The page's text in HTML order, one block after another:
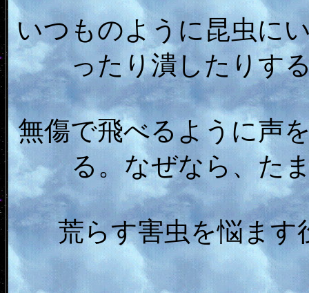
いつものように昆虫に
ったり潰したりす
無傷で飛べるように声
る。なぜなら、た
荒らす害虫を悩ま